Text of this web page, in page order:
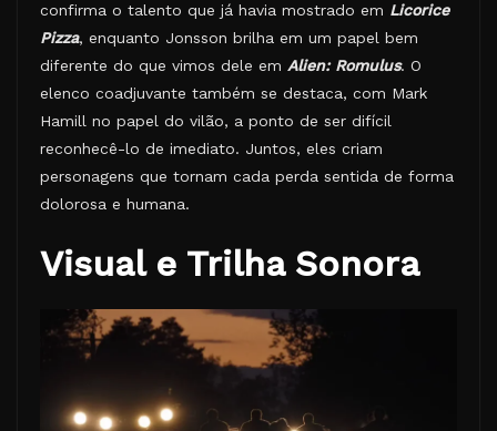
confirma o talento que já havia mostrado em Licorice
Pizza, enquanto Jonsson brilha em um papel bem
diferente do que vimos dele em Alien: Romulus. O
elenco coadjuvante também se destaca, com Mark
Hamill no papel do vilão, a ponto de ser difícil
reconhecê-lo de imediato. Juntos, eles criam
personagens que tornam cada perda sentida de forma
dolorosa e humana.
Visual e Trilha Sonora